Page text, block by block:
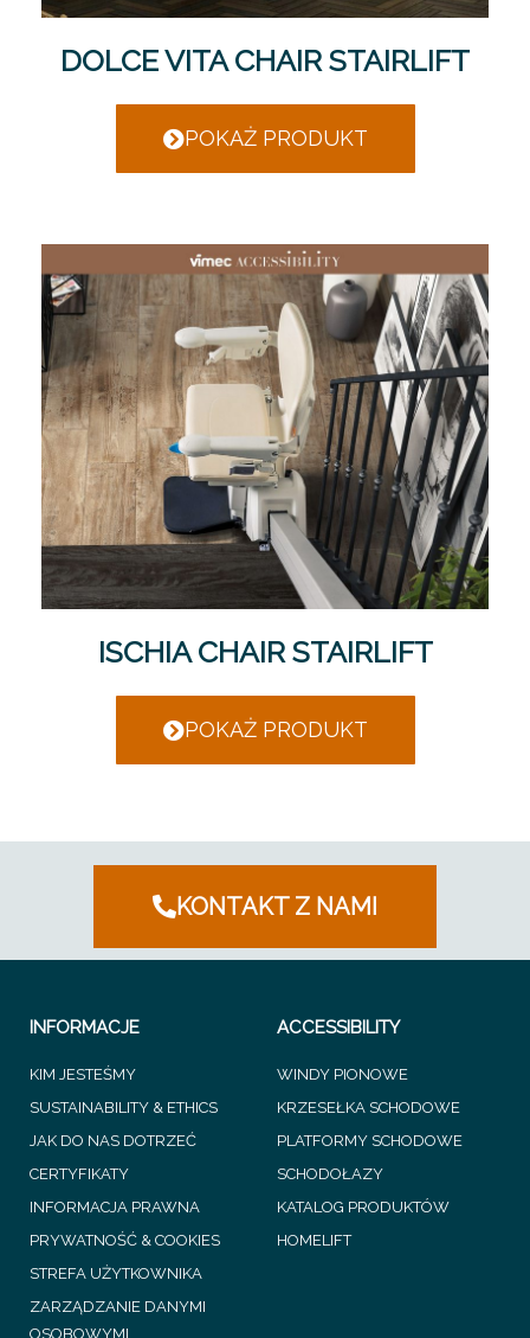
DOLCE VITA CHAIR STAIRLIFT
POKAŻ PRODUKT
ISCHIA CHAIR STAIRLIFT
POKAŻ PRODUKT
KONTAKT Z NAMI
INFORMACJE
KIM JESTEŚMY
SUSTAINABILITY & ETHICS
JAK DO NAS DOTRZEĆ
CERTYFIKATY
INFORMACJA PRAWNA
PRYWATNOŚĆ & COOKIES
STREFA UŻYTKOWNIKA
ZARZĄDZANIE DANYMI
OSOBOWYMI
ACCESSIBILITY
WINDY PIONOWE
KRZESEŁKA SCHODOWE
PLATFORMY SCHODOWE
SCHODOŁAZY
KATALOG PRODUKTÓW
HOMELIFT